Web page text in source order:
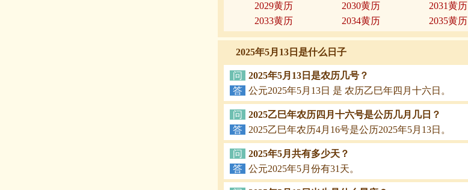
2029黄历
2030黄历 2031黄历
2033黄历
2034黄历 2035黄历
2025年5月13日是什么日子
问
2025年5月13日是农历几号？
答 公元2025年5月13日 是 农历乙巳年四月十六日。
问
2025乙巳年农历四月十六号是公历几月几日？
答
2025乙巳年农历4月16号是公历2025年5月13日。
问
2025年5月共有多少天？
答 公元2025年5月份有31天。